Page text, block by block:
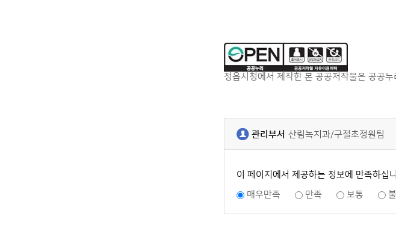
정읍시청에서 제작한 본 공공저작물은 공공
관리부서 산림녹지과/구절초정원팀
이 페이지에서 제공하는 정보에 만족하십
매우만족
만족 보통